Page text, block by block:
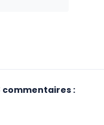
commentaires :